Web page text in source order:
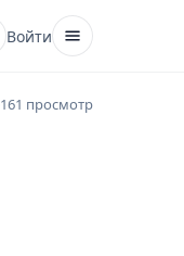
Войти
161 просмотр